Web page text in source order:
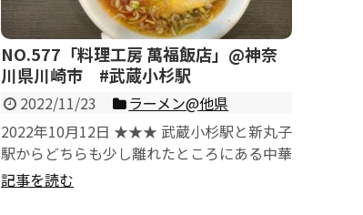
NO.577「料理工房 萬福飯店」@神奈
川県川崎市 #武蔵小杉駅
2022/11/23
ラーメン@他県
2022年10月12日 ★★★ 武蔵小杉駅と新丸子
駅からどちらも少し離れたところにある中華
料理屋さんです。 ...
記事を読む